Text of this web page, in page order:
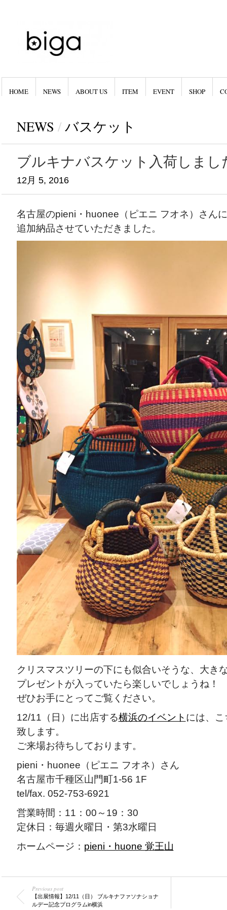
HOME NEWS ABOUT US ITEM EVENT SHOP
NEWS / バスケット
ブルキナバスケット入荷しまし
12月 5, 2016
名古屋のpieni・huonee（ピエニ フオネ）さん
追加納品させていただきました。
クリスマスツリーの下にも似合いそうな、大き
プレゼントが入っていたら楽しいでしょうね！
ぜひお手にとってご覧ください。
12/11（日）に出店する横浜のイベント には、
致します。
ご来場お待ちしております。
pieni・huonee（ピエニ フオネ）さん
名古屋市千種区山門町1-56 1F
tel/fax. 052-753-6921
営業時間：11：00～19：30
定休日：毎週火曜日・第3水曜日
ホームページ： pieni・huone 覚王山
Previous post
【出展情報】12/11（日） ブルキナファソナショナ
ルデー記念プログラムin横浜